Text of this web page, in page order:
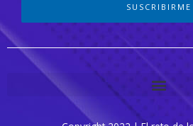
SUSCRIBIRME